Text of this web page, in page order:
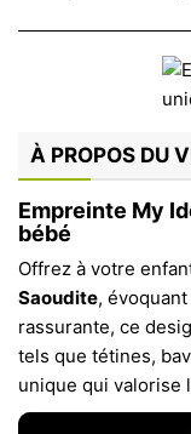
À PROPOS DU
Empreinte My
bébé
Offrez à votre
Saoudite,
rassurante, ce
tels que tétines,
unique qui valorise